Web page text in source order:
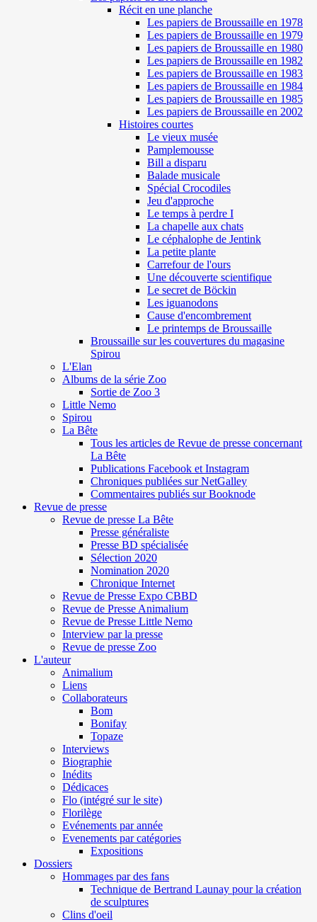
Récit en une planche
Les papiers de Broussaille en 1978
Les papiers de Broussaille en 1979
Les papiers de Broussaille en 1980
Les papiers de Broussaille en 1982
Les papiers de Broussaille en 1983
Les papiers de Broussaille en 1984
Les papiers de Broussaille en 1985
Les papiers de Broussaille en 2002
Histoires courtes
Le vieux musée
Pamplemousse
Bill a disparu
Balade musicale
Spécial Crocodiles
Jeu d'approche
Le temps à perdre I
La chapelle aux chats
Le céphalophe de Jentink
La petite plante
Carrefour de l'ours
Une découverte scientifique
Le secret de Böckin
Les iguanodons
Cause d'encombrement
Le printemps de Broussaille
Broussaille sur les couvertures du magasine
Spirou
L'Elan
Albums de la série Zoo
Sortie de Zoo 3
Little Nemo
Spirou
La Bête
Tous les articles de Revue de presse concernant
La Bête
Publications Facebook et Instagram
Chroniques publiées sur NetGalley
Commentaires publiés sur Booknode
Revue de presse
Revue de presse La Bête
Presse généraliste
Presse BD spécialisée
Sélection 2020
Nomination 2020
Chronique Internet
Revue de Presse Expo CBBD
Revue de Presse Animalium
Revue de Presse Little Nemo
Interview par la presse
Revue de presse Zoo
L'auteur
Animalium
Liens
Collaborateurs
Bom
Bonifay
Topaze
Interviews
Biographie
Inédits
Dédicaces
Flo (intégré sur le site)
Florilège
Evénements par année
Evenements par catégories
Expositions
Dossiers
Hommages par des fans
Technique de Bertrand Launay pour la création
de sculptures
Clins d'oeil